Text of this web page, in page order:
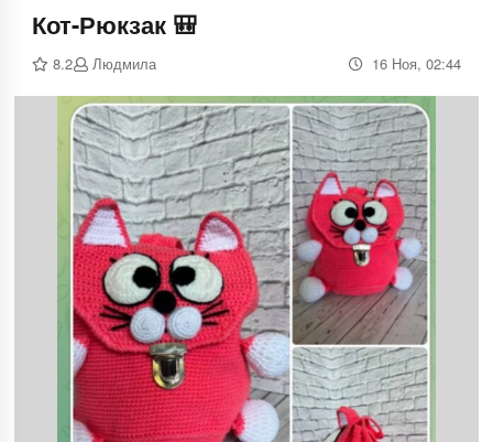
Кот-Рюкзак 🎒
8.2 Людмила 16 Ноя, 02:44